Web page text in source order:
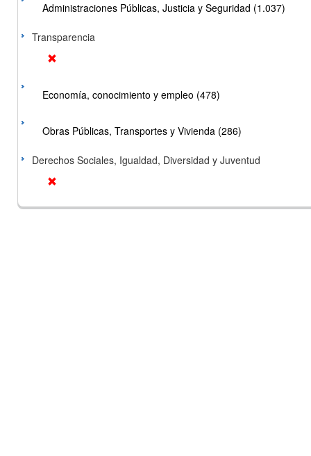
Administraciones Públicas, Justicia y Seguridad (1.037)
Transparencia
Economía, conocimiento y empleo (478)
Obras Públicas, Transportes y Vivienda (286)
Derechos Sociales, Igualdad, Diversidad y Juventud